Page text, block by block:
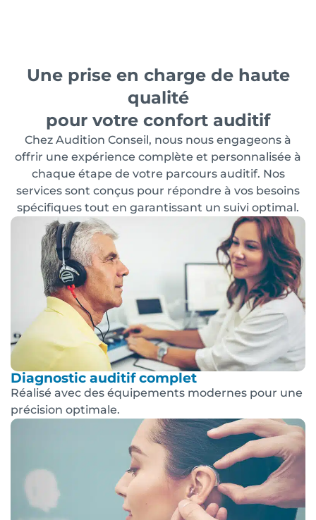
Une prise en charge de haute
qualité
pour votre confort auditif
Chez Audition Conseil, nous nous engageons à
offrir une expérience complète et personnalisée à
chaque étape de votre parcours auditif. Nos
services sont conçus pour répondre à vos besoins
spécifiques tout en garantissant un suivi optimal.
Diagnostic auditif complet
Réalisé avec des équipements modernes pour une
précision optimale.